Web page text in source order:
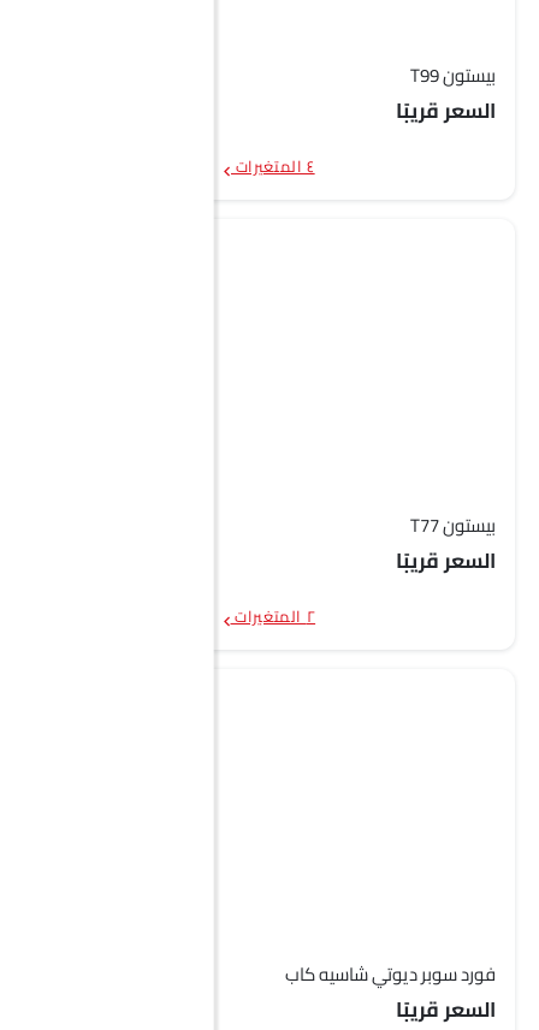
بيستون T99
السعر قريبًا
٤ المتغيرات
بيستون T77
السعر قريبًا
٢ المتغيرات
فورد سوبر ديوتي شاسيه كاب
السعر قريبًا